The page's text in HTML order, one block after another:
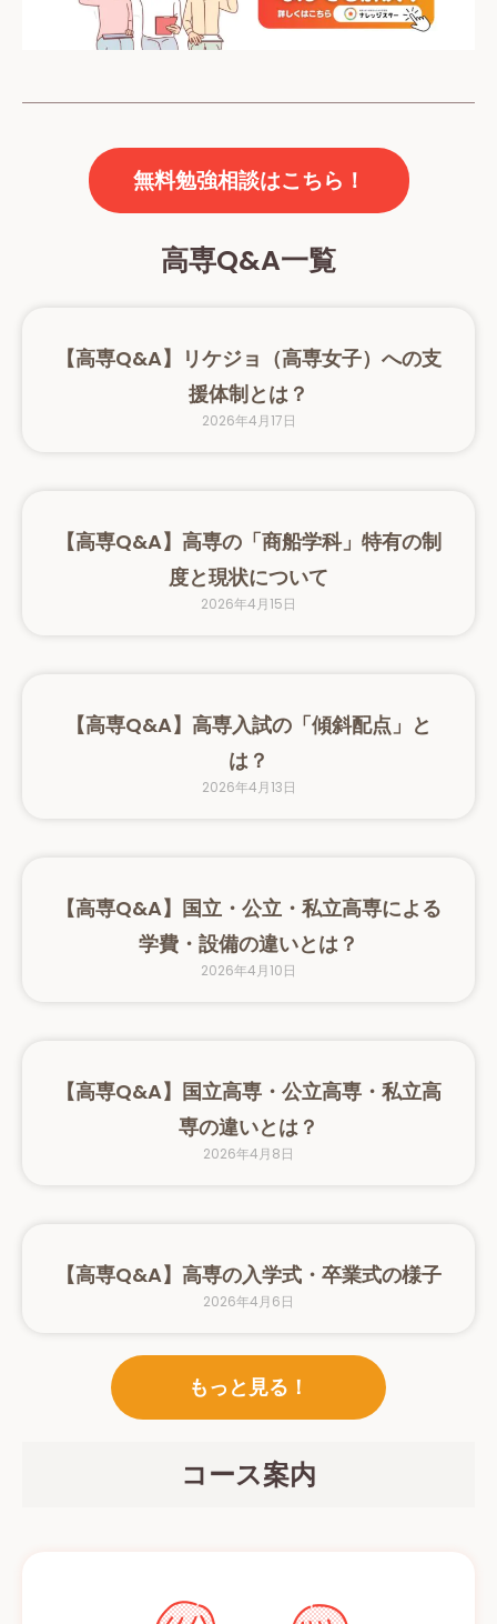
無料勉強相談はこちら！
高専Q&A一覧
【高専Q&A】リケジョ（高専女子）への支
援体制とは？
2026年4月17日
【高専Q&A】高専の「商船学科」特有の制
度と現状について
2026年4月15日
【高専Q&A】高専入試の「傾斜配点」と
は？
2026年4月13日
【高専Q&A】国立・公立・私立高専による
学費・設備の違いとは？
2026年4月10日
【高専Q&A】国立高専・公立高専・私立高
専の違いとは？
2026年4月8日
【高専Q&A】高専の入学式・卒業式の様子
2026年4月6日
もっと見る！
コース案内